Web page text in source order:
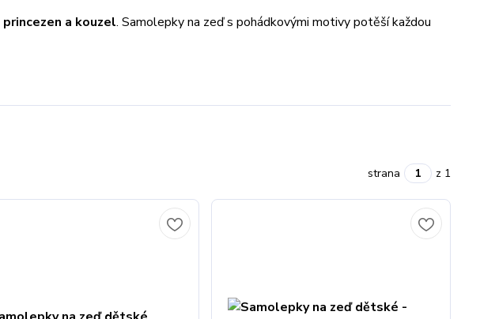
a kouzel. Samolepky na zeď s pohádkovými motivy potěší každou
strana z 1